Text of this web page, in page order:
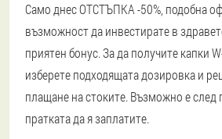
Само днес ОТСТЪПКА -50%, подобна
възможност да инвестирате в
приятен бонус. За да получите капки
изберете подходящата дозировка и
плащане на стоките. Възможно е след
пратката да я заплатите.